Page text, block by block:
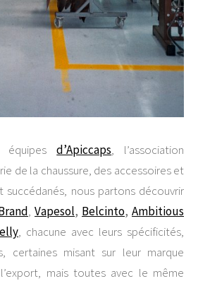
équipesd’Apiccaps, l’association
de la chaussure, des accessoires et
succédanés, nous partons découvrir
, Vapesol, Belcinto, Ambitious
, chacune avec leurs spécificités,
certaines misant sur leur marque
mais toutes avec le même